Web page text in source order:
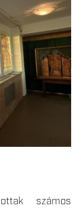
számos